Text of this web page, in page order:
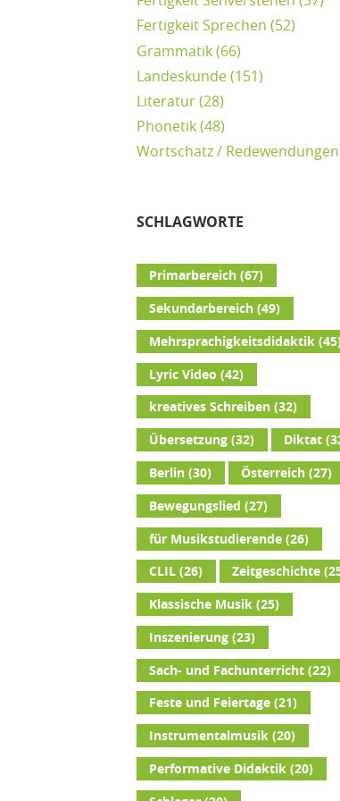
Fertigkeit Sprechen (52)
Grammatik(66)
Landeskunde(151)
Literatur(28)
Phonetik(48)
Wortschatz / Redewendungen
SCHLAGWORTE
Primarbereich (67)
Sekundarbereich (49)
Mehrsprachigkeitsdidaktik
Lyric Video (42)
kreatives Schreiben (32)
Übersetzung (32) Diktat
Berlin (30) Österreich (27)
Bewegungslied (27)
für Musikstudierende (26)
CLIL (26) Zeitgeschichte
Klassische Musik (25)
Inszenierung (23)
Sach- und Fachunterricht (22)
Feste und Feiertage (21)
Instrumentalmusik (20)
Performative Didaktik (20)